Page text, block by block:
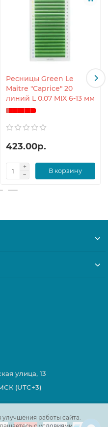
Ресницы Green Le
Maitre "Caprice" 20
линий L 0.07 MIX 6-13 мм
423.00р.
В корзину
работы сайта.
улица, 13
(UTC+3)